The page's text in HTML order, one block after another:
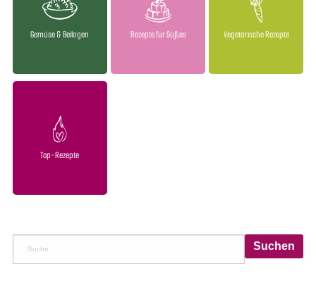
Gemüse & Beilagen Rezepte für Süßes Vegetarische Rezepte
Top-Rezepte